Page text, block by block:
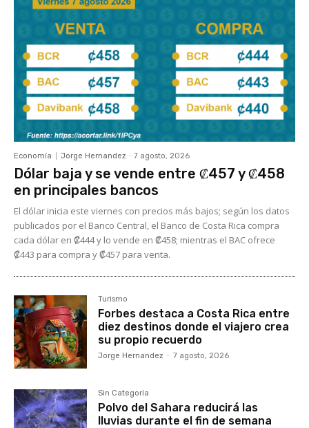
Economía Jorge Hernandez - 7 agosto, 2026
Dólar baja y se vende entre ₡457 y ₡458
en principales bancos
El dólar inicia este viernes con precios más bajos; según los datos
publicados por el Banco Central, el Banco de Costa Rica compra
cada dólar en ₡444 y lo vende en ₡458; mientras el BAC ofrece
₡443 para compra y ₡457 para venta.
Turismo
Forbes destaca a Costa Rica entre
diez destinos donde el viajero crea
su propio recuerdo
Jorge Hernandez - 7 agosto, 2026
Sin Categoría
Polvo del Sahara reducirá las
lluvias durante el fin de semana